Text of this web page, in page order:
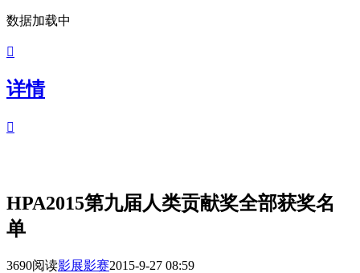
数据加载中

详情

HPA2015第九届人类贡献奖全部获奖名
单
3690阅读影展影赛2015-9-27 08:59